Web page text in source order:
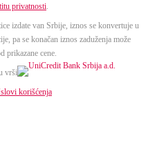
privatnosti.
izdate van Srbije, iznos se konvertuje u
pa se konačan iznos zaduženja može
prikazane cene.
vrši
korišćenja